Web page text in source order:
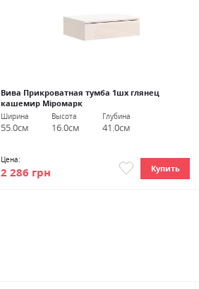
Вива Прикроватная тумба 1шх глянец
кашемир Міромарк
Ширина
55.0см
Высота
16.0см
Глубина
41.0см
Цена:
2 286 грн Купить